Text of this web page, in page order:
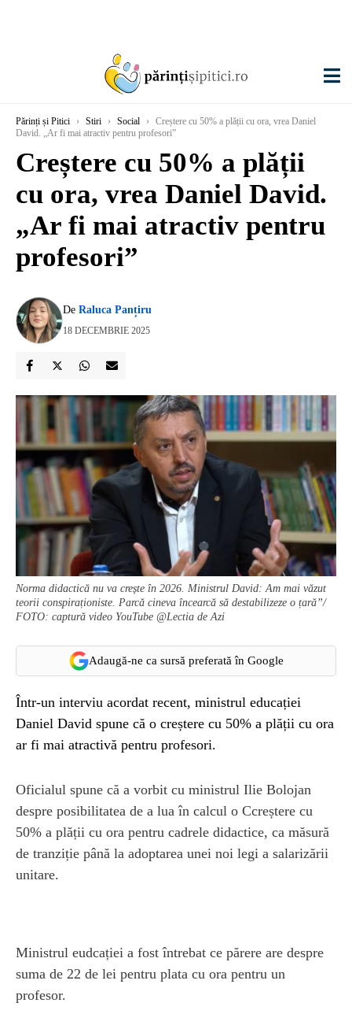
Părinți și Pitici › Stiri › Social ›
Creștere cu 50% a plății cu ora, vrea Daniel
David. „Ar fi mai atractiv pentru profesori”
Creștere cu 50% a plății
cu ora, vrea Daniel David.
„Ar fi mai atractiv pentru
profesori”
De Raluca Panțiru
18 DECEMBRIE 2025
Norma didactică nu va crește în 2026. Ministrul David: Am mai văzut
teorii conspiraționiste. Parcă cineva încearcă să destabilizeze o țară”/
FOTO: captură video YouTube @Lectia de Azi
Adaugă-ne ca sursă preferată în Google
Într-un interviu acordat recent, ministrul educației
Daniel David spune că o creștere cu 50% a plății cu ora
ar fi mai atractivă pentru profesori.
Oficialul spune că a vorbit cu ministrul Ilie Bolojan
despre posibilitatea de a lua în calcul o Ccreștere cu
50% a plății cu ora pentru cadrele didactice, ca măsură
de tranziție până la adoptarea unei noi legi a salarizării
unitare.
Ministrul eudcației a fost întrebat ce părere are despre
suma de 22 de lei pentru plata cu ora pentru un
profesor.